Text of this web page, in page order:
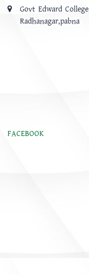
Govt Edward College
Radhanagar,pabna
FACEBOOK